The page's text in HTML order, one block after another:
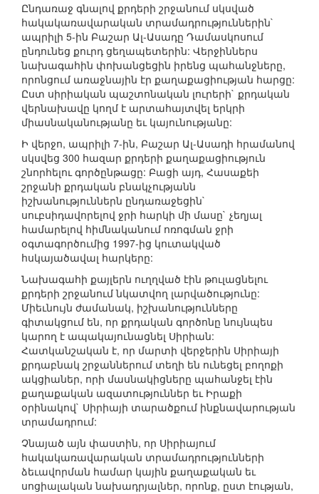
Ընդառաջ գնալով քրդերի շրջանում սկսված
հակակառավարական տրամադրություններին`
ապրիլի 5-ին Բաշար Ալ-Ասադը Դամասկոսում
ընդունեց քուրդ ցեղապետերին: Վերջիններս
նախագահին փոխանցեցին իրենց պահանջները,
որոնցում առաջնային էր քաղաքացիության հարցը:
Ըստ սիրիական պաշտոնական լուրերի` քրդական
վերնախավը կողմ է արտահայտվել երկրի
միասնականությանը եւ կայունությանը:
Ի վերջո, ապրիլի 7-ին, Բաշար Ալ-Ասադի հրամանով
սկսվեց 300 հազար քրդերի քաղաքացիություն
շնորհելու գործընթացը: Բացի այդ, Հասաքեի
շրջանի քրդական բնակչությանն
իշխանություններն ընդառաջեցին`
սուբսիդավորելով ջրի հարկի մի մասը` չեղյալ
համարելով հիմնականում ոռոգման ջրի
օգտագործումից 1997-ից կուտակված
հսկայածավալ հարկերը:
Նախագահի քայլերն ուղղված էին թուլացնելու
քրդերի շրջանում նկատվող լարվածությունը:
Միեւնույն ժամանակ, իշխանությունները
գիտակցում են, որ քրդական գործոնը նույնպես
կարող է ապակայունացնել Սիրիան:
Հատկանշական է, որ մարտի վերջերին Սիրիայի
քրդաբնակ շրջաններում տեղի են ունեցել բողոքի
ակցիաներ, որի մասնակիցները պահանջել էին
քաղաքական ազատություններ եւ Իրաքի
օրինակով` Սիրիայի տարածքում ինքնավարության
տրամադրում:
Չնայած այն փաստին, որ Սիրիայում
հակակառավարական տրամադրությունների
ձեւավորման համար կային քաղաքական եւ
սոցիալական նախադրյալներ, որոնք, ըստ էության,